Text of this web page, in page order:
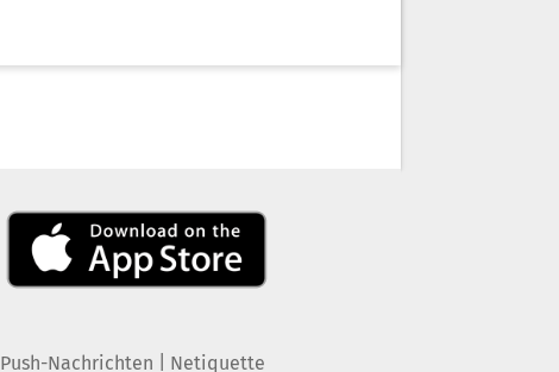
Push-Nachrichten Netiquette